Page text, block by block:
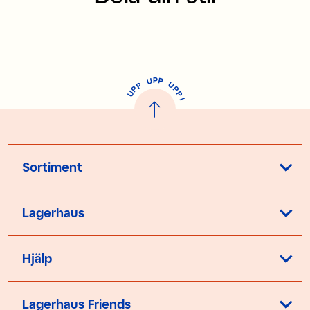
U
P
P UPP UP
P
!
Sortiment
Lagerhaus
Hjälp
Lagerhaus Friends